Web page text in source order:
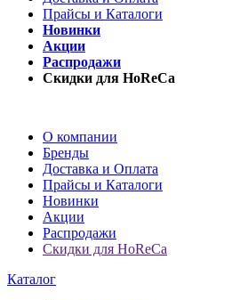
Прайсы и Каталоги
Новинки
Акции
Распродажи
Скидки для HoReCa
О компании
Бренды
Доставка и Оплата
Прайсы и Каталоги
Новинки
Акции
Распродажи
Скидки для HoReCa
Каталог